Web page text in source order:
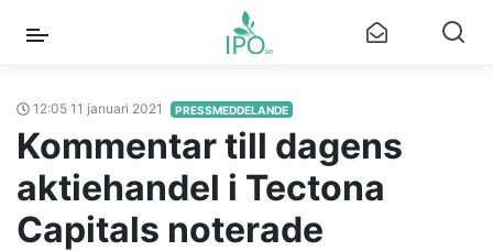
12:05 11 januari 2021 PRESSMEDDELANDE
Kommentar till dagens
aktiehandel i Tectona
Capitals noterade